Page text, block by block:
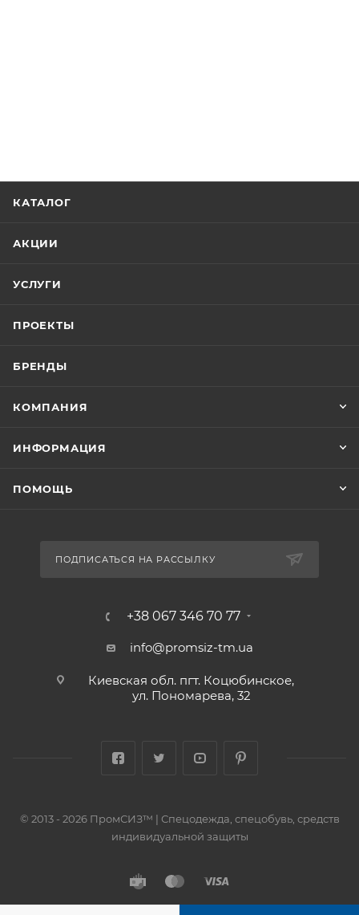
КАТАЛОГ
АКЦИИ
УСЛУГИ
ПРОЕКТЫ
БРЕНДЫ
КОМПАНИЯ
ИНФОРМАЦИЯ
ПОМОЩЬ
ПОДПИСАТЬСЯ НА РАССЫЛКУ
+38 067 346 70 77
info@promsiz-tm.ua
Киевская обл. пгт. Коцюбинское,
ул. Пономарева, 32
© 2013 - 2026 ПромСИЗ™ | Спецодежда, спецобувь, средств
индивидуальной защиты